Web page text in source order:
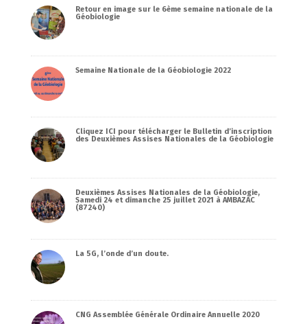
Retour en image sur le 6ème semaine nationale de la
Géobiologie
Semaine Nationale de la Géobiologie 2022
Cliquez ICI pour télécharger le Bulletin d’inscription
des Deuxièmes Assises Nationales de la Géobiologie
Deuxièmes Assises Nationales de la Géobiologie,
Samedi 24 et dimanche 25 juillet 2021 à AMBAZAC
(87240)
La 5G, l’onde d’un doute.
CNG Assemblée Générale Ordinaire Annuelle 2020